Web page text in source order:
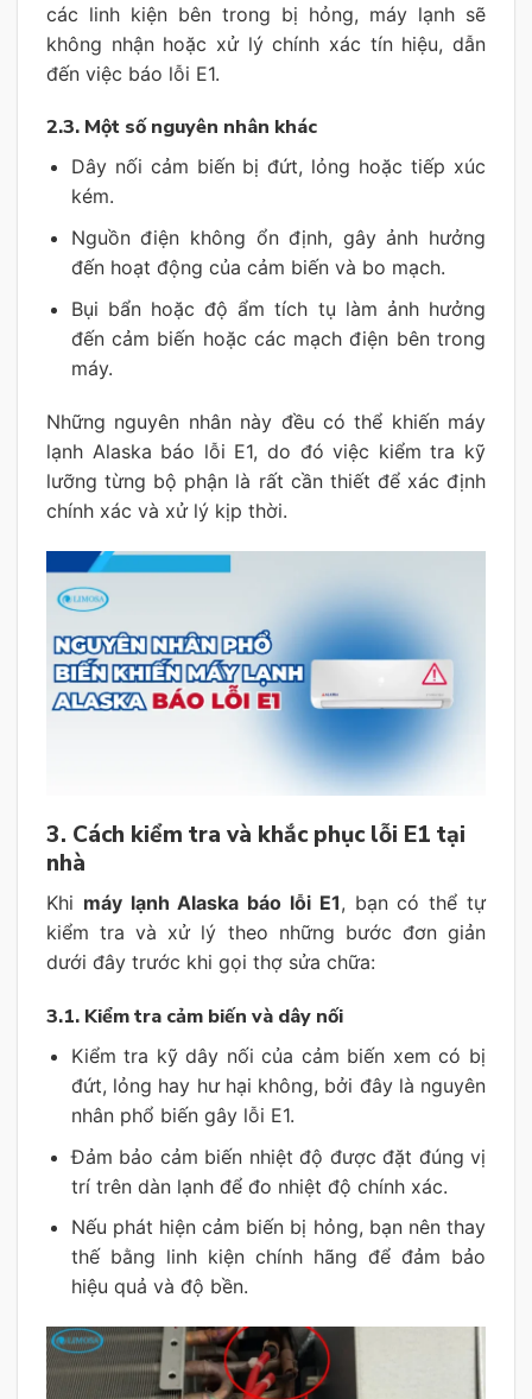
các linh kiện bên trong bị hỏng, máy lạnh sẽ
không nhận hoặc xử lý chính xác tín hiệu, dẫn
đến việc báo lỗi E1.
2.3. Một số nguyên nhân khác
Dây nối cảm biến bị đứt, lỏng hoặc tiếp xúc
kém.
Nguồn điện không ổn định, gây ảnh hưởng
đến hoạt động của cảm biến và bo mạch.
Bụi bẩn hoặc độ ẩm tích tụ làm ảnh hưởng
đến cảm biến hoặc các mạch điện bên trong
máy.
Những nguyên nhân này đều có thể khiến máy
lạnh Alaska báo lỗi E1, do đó việc kiểm tra kỹ
lưỡng từng bộ phận là rất cần thiết để xác định
chính xác và xử lý kịp thời.
3. Cách kiểm tra và khắc phục lỗi E1 tại
nhà
Khi máy lạnh Alaska báo lỗi E1, bạn có thể tự
kiểm tra và xử lý theo những bước đơn giản
dưới đây trước khi gọi thợ sửa chữa:
3.1. Kiểm tra cảm biến và dây nối
Kiểm tra kỹ dây nối của cảm biến xem có bị
đứt, lỏng hay hư hại không, bởi đây là nguyên
nhân phổ biến gây lỗi E1.
Đảm bảo cảm biến nhiệt độ được đặt đúng vị
trí trên dàn lạnh để đo nhiệt độ chính xác.
Nếu phát hiện cảm biến bị hỏng, bạn nên thay
thế bằng linh kiện chính hãng để đảm bảo
hiệu quả và độ bền.